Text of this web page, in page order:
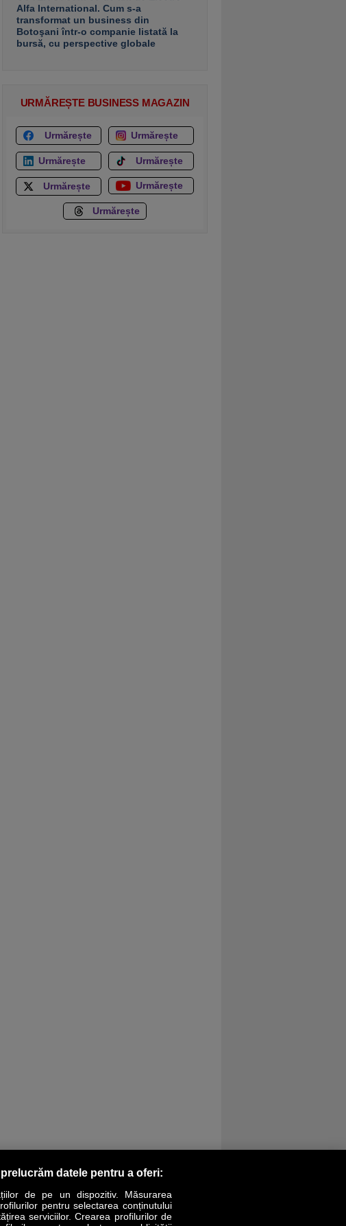
Alfa International. Cum s-a
transformat un business din
Botoşani într-o companie listată la
bursă, cu perspective globale
URMĂREȘTE BUSINESS MAGAZIN
Urmărește Urmărește
Urmărește Urmărește
Urmărește Urmărește
Urmărește
datele pentru a oferi:
de pe un dispozitiv. Măsurarea
pentru selectarea conținutului
serviciilor. Crearea profilurilor de